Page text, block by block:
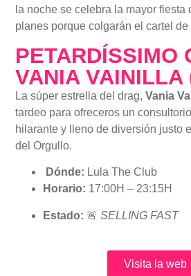
la noche se celebra la mayor fiesta
planes porque colgarán el cartel de
PETARDÍSSIMO
VANIA VAINILLA
La súper estrella del drag,Vania
tardeo para ofreceros un
hilarante y lleno de diversión justo
del Orgullo.
Dónde: Lula The Club
Horario: 17:00H – 23:15H
Estado: 🚨SELLING FAST
Visita la web